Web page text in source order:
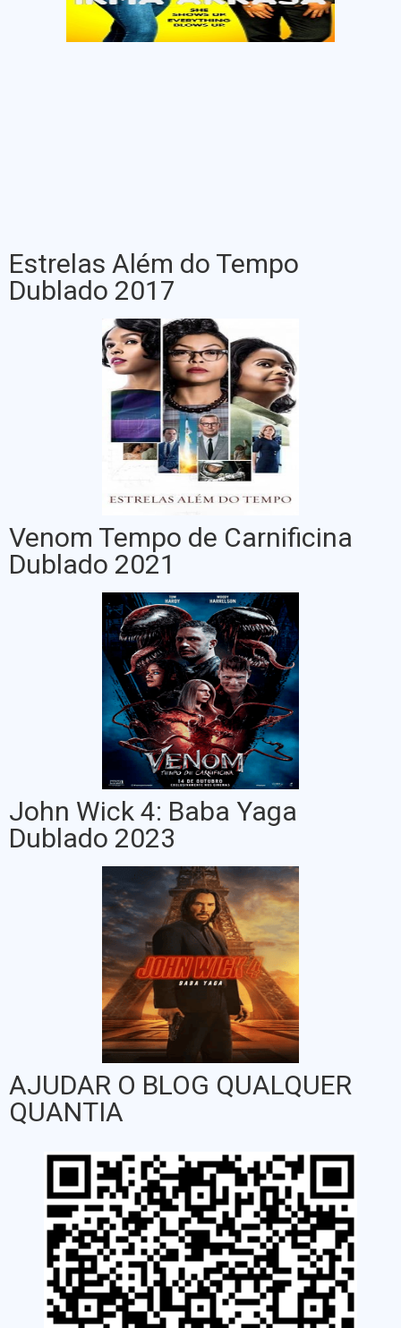
Estrelas Além do Tempo
Dublado 2017
Venom Tempo de Carnificina
Dublado 2021
John Wick 4: Baba Yaga
Dublado 2023
AJUDAR O BLOG QUALQUER
QUANTIA